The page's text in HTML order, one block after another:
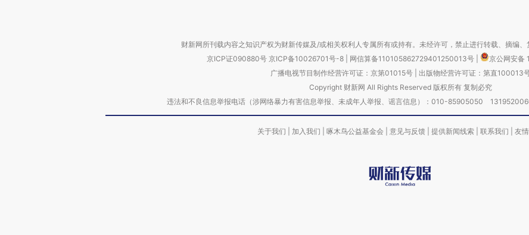
财新网所刊载内容之知识产权为财新传媒及/或相关权利人专属所有或持有。未经许可，禁止进行转载、摘编、
京ICP证090880号 京ICP备10026701号-8 网信算备110105862729401250013号
京公网安备
广播电视节目制作经营许可证：京第01015号| 出版物经营许可证：第直100013
Copyright 财新网 All Rights Reserved 版权所有 复制必究
违法和不良信息举报电话（涉网络暴力有害信息举报、未成年人举报、谣言信息）：010-85905050
关于我们 加入我们 啄木鸟公益基金会 意见与反馈 提供新闻线索 联系我们 友